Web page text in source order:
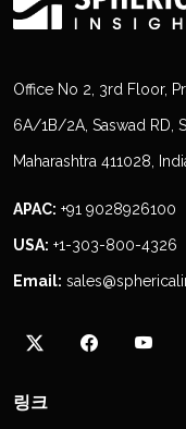
Office No 2, 3rd Floor,
6A/1B/2A, Saswad RD,
Maharashtra 411028,
APAC: +91 9028926100
USA: +1-303-800-4326
Email:
링크